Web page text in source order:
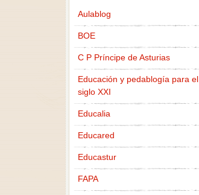
Aulablog
BOE
C P Príncipe de Asturias
Educación y pedablogía para el
siglo XXI
Educalia
Educared
Educastur
FAPA